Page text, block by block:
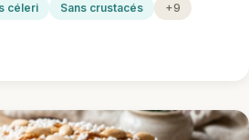
céleri Sans crustacés +9